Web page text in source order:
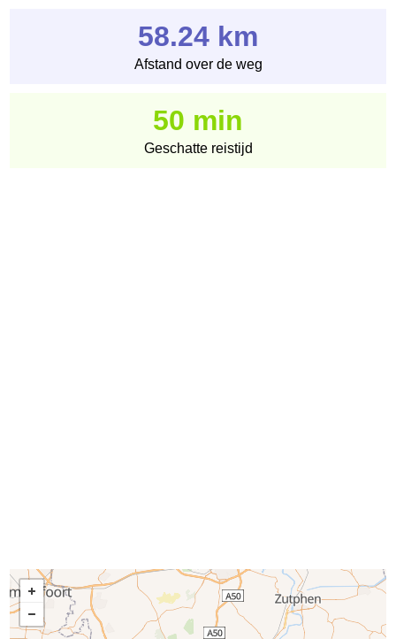
58.24 km
Afstand over de weg
50 min
Geschatte reistijd